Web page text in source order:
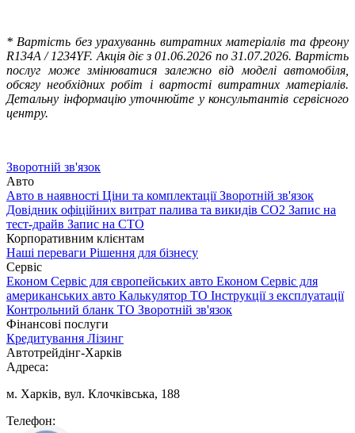
* Вартість без урахуваннь витратних матеріалів та фреону
R134A / 1234YF. Акція діє з 01.06.2026 по 31.07.2026. Вартість
послуг може змінюватися залежно від моделі автомобіля,
обсягу необхідних робіт і вартості витратних матеріалів.
Детальну інформацію уточнюйте у консультантів сервісного
центру.
Зворотній зв'язок
Авто
Авто в наявності Ціни та комплектаціїЗворотній зв'язок
Довідник офіційних витрат палива та викидів СО2 Запис на
тест-драйв Запис на СТО
Корпоративним клієнтам
Наші переваги Рішення для бізнесу
Сервіс
Економ Сервіс для європейських авто Економ Сервіс для
американських авто Калькулятор ТО Інструкції з експлуатації
Контрольний бланк ТО Зворотній зв'язок
Фінансові послуги
Кредитування Лізинг
Автотрейдінг-Харків
Адреса:
м. Харків, вул. Клочківська, 188
Телефон: